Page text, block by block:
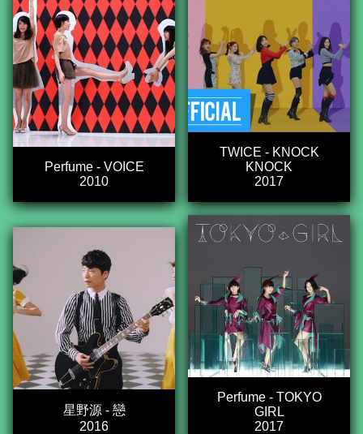
Perfume - VOICE
2010
TWICE - KNOCK
KNOCK
2017
星野源 - 戀
2016
Perfume - TOKYO
GIRL
2017